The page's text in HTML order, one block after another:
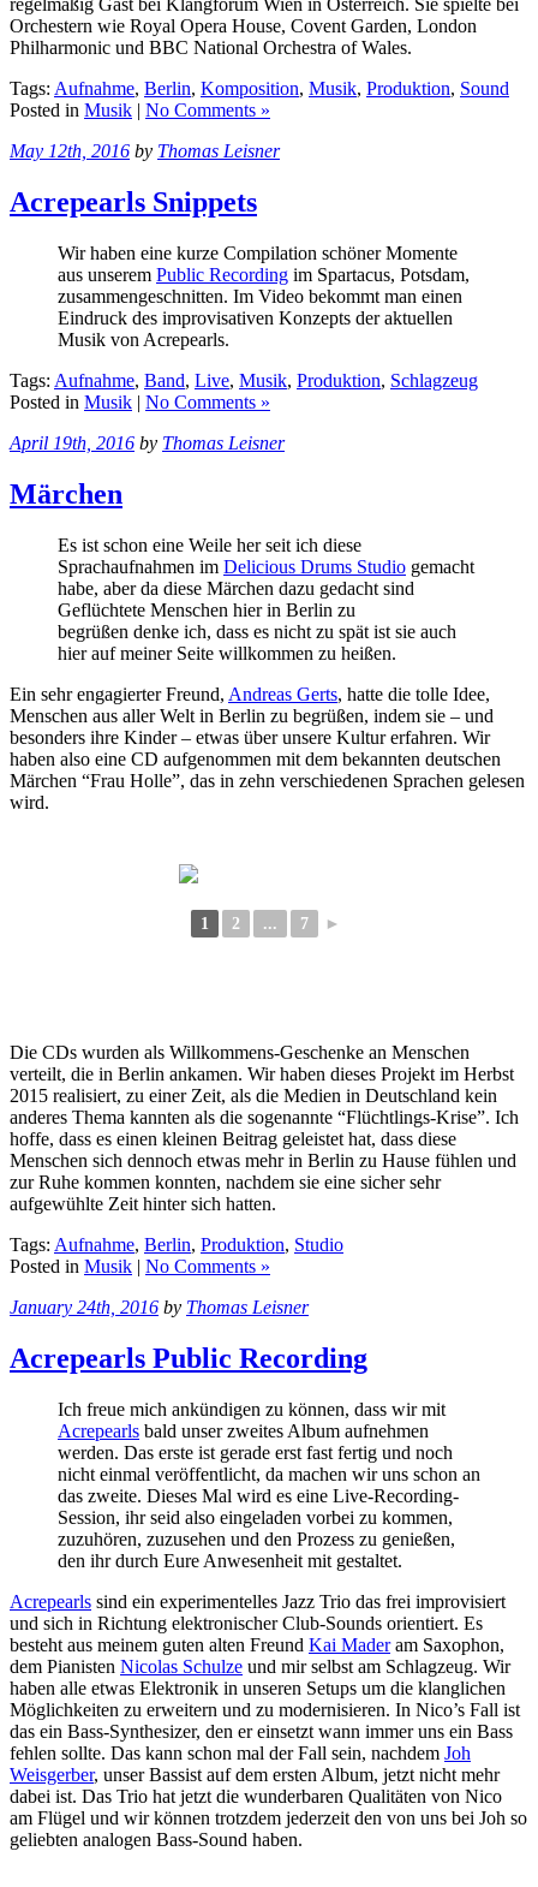
regelmäßig Gast bei Klangforum Wien in Österreich. Sie spielte bei
Orchestern wie Royal Opera House, Covent Garden, London
Philharmonic und BBC National Orchestra of Wales.
Tags: Aufnahme, Berlin, Komposition, Musik, Produktion, Sound
Posted in Musik | No Comments »
May 12th, 2016 by Thomas Leisner
Acrepearls Snippets
Wir haben eine kurze Compilation schöner Momente
aus unserem Public Recording im Spartacus, Potsdam,
zusammengeschnitten. Im Video bekommt man einen
Eindruck des improvisativen Konzepts der aktuellen
Musik von Acrepearls.
Tags: Aufnahme, Band, Live, Musik, Produktion, Schlagzeug
Posted in Musik | No Comments »
April 19th, 2016 by Thomas Leisner
Märchen
Es ist schon eine Weile her seit ich diese
Sprachaufnahmen im Delicious Drums Studio gemacht
habe, aber da diese Märchen dazu gedacht sind
Geflüchtete Menschen hier in Berlin zu
begrüßen denke ich, dass es nicht zu spät ist sie auch
hier auf meiner Seite willkommen zu heißen.
Ein sehr engagierter Freund, Andreas Gerts, hatte die tolle Idee,
Menschen aus aller Welt in Berlin zu begrüßen, indem sie – und
besonders ihre Kinder – etwas über unsere Kultur erfahren. Wir
haben also eine CD aufgenommen mit dem bekannten deutschen
Märchen “Frau Holle”, das in zehn verschiedenen Sprachen gelesen
wird.
1 2 ... 7 ►
Die CDs wurden als Willkommens-Geschenke an Menschen
verteilt, die in Berlin ankamen. Wir haben dieses Projekt im Herbst
2015 realisiert, zu einer Zeit, als die Medien in Deutschland kein
anderes Thema kannten als die sogenannte “Flüchtlings-Krise”. Ich
hoffe, dass es einen kleinen Beitrag geleistet hat, dass diese
Menschen sich dennoch etwas mehr in Berlin zu Hause fühlen und
zur Ruhe kommen konnten, nachdem sie eine sicher sehr
aufgewühlte Zeit hinter sich hatten.
Tags: Aufnahme, Berlin, Produktion, Studio
Posted in Musik | No Comments »
January 24th, 2016 by Thomas Leisner
Acrepearls Public Recording
Ich freue mich ankündigen zu können, dass wir mit
Acrepearls bald unser zweites Album aufnehmen
werden. Das erste ist gerade erst fast fertig und noch
nicht einmal veröffentlicht, da machen wir uns schon an
das zweite. Dieses Mal wird es eine Live-Recording-
Session, ihr seid also eingeladen vorbei zu kommen,
zuzuhören, zuzusehen und den Prozess zu genießen,
den ihr durch Eure Anwesenheit mit gestaltet.
Acrepearls sind ein experimentelles Jazz Trio das frei improvisiert
und sich in Richtung elektronischer Club-Sounds orientiert. Es
besteht aus meinem guten alten Freund Kai Maderam Saxophon,
dem Pianisten Nicolas Schulze und mir selbst am Schlagzeug. Wir
haben alle etwas Elektronik in unseren Setups um die klanglichen
Möglichkeiten zu erweitern und zu modernisieren. In Nico’s Fall ist
das ein Bass-Synthesizer, den er einsetzt wann immer uns ein Bass
fehlen sollte. Das kann schon mal der Fall sein, nachdem Joh
Weisgerber, unser Bassist auf dem ersten Album, jetzt nicht mehr
dabei ist. Das Trio hat jetzt die wunderbaren Qualitäten von Nico
am Flügel und wir können trotzdem jederzeit den von uns bei Joh so
geliebten analogen Bass-Sound haben.